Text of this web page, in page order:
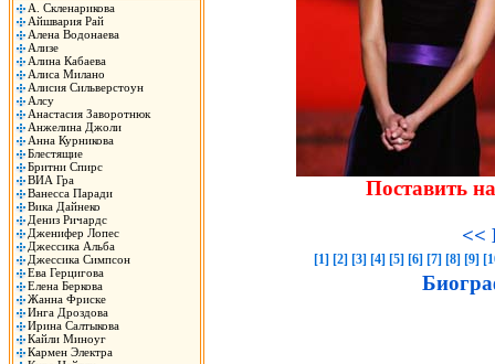
А. Скленарикова
Айшвария Рай
Алена Водонаева
Ализе
Алина Кабаева
Алиса Милано
Алисия Сильверстоун
Алсу
Анастасия Заворотнюк
Анжелина Джоли
Анна Курникова
Блестящие
Бритни Спирс
ВИА Гра
Ванесса Паради
Вика Дайнеко
Дениз Ричардс
Дженифер Лопес
Джессика Альба
Джессика Симпсон
Ева Герцигова
Елена Беркова
Жанна Фриске
Инга Дроздова
Ирина Салтыкова
Кайли Миноуг
Кармен Электра
Поставить
<<
[1] [2] [3] [4] [5] [6] [7] [8] [9]